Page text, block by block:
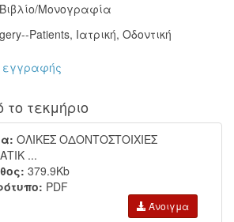
Βιβλίο/Μονογραφία
Patients, Ιατρική, Οδοντική
εγγραφής
τεκμήριο
ΟΛΙΚΕΣ ΟΔΟΝΤΟΣΤΟΙΧΙΕΣ
...
379.9Kb
PDF
Άνοιγμα